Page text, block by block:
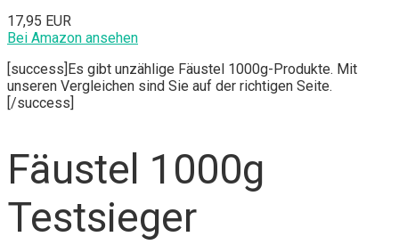
17,95 EUR
Bei Amazon ansehen
[success]Es gibt unzählige Fäustel 1000g-Produkte. Mit
unseren Vergleichen sind Sie auf der richtigen Seite.
[/success]
Fäustel 1000g
Testsieger